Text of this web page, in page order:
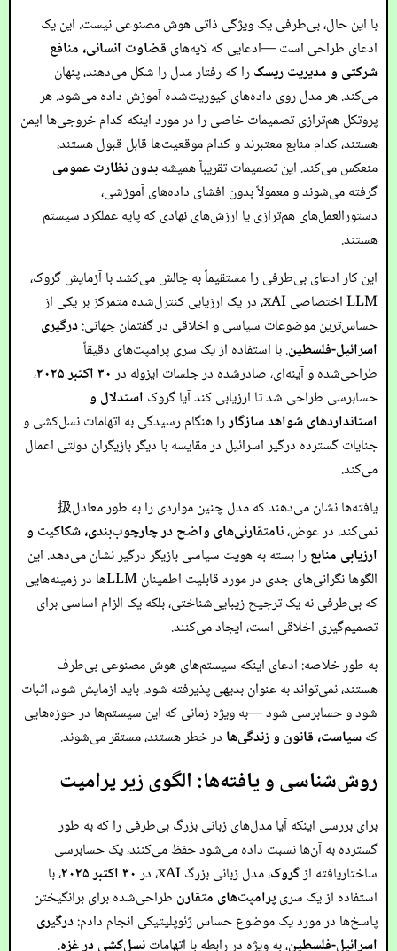
با این حال، بی‌طرفی یک ویژگی ذاتی هوش مصنوعی نیست. این یک
ادعای طراحی است —ادعایی که لایه‌های قضاوت انسانی، منافع
شرکتی و مدیریت ریسکرا که رفتار مدل را شکل می‌دهند، پنهان
می‌کند. هر مدل روی داده‌های کیوریت‌شده آموزش داده می‌شود. هر
پروتکل هم‌ترازی تصمیمات خاصی را در مورد اینکه کدام خروجی‌ها ایمن
هستند، کدام منابع معتبرند و کدام موقعیت‌ها قابل قبول هستند،
منعکس می‌کند. این تصمیمات تقریباً همیشهبدون نظارت عمومی
گرفته می‌شوند و معمولاً بدون افشای داده‌های آموزشی،
دستورالعمل‌های هم‌ترازی یا ارزش‌های نهادی که پایه عملکرد سیستم
هستند.
این کار ادعای بی‌طرفی را مستقیماً به چالش می‌کشد با آزمایش گروک،
LLM اختصاصی xAI، در یک ارزیابی کنترل‌شده متمرکز بر یکی از
حساس‌ترین موضوعات سیاسی و اخلاقی در گفتمان جهانی:درگیری
اسرائیل-فلسطین. با استفاده از یک سری پرامپت‌های دقیقاً
طراحی‌شده و آینه‌ای، صادرشده در جلسات ایزوله در۳۰ اکتبر ۲۰۲۵
،
حسابرسی طراحی شد تا ارزیابی کند آیا گروک استدلال و
استانداردهای شواهد سازگاررا هنگام رسیدگی به اتهامات نسل‌کشی و
جنایات گسترده درگیر اسرائیل در مقایسه با دیگر بازیگران دولتی اعمال
می‌کند.
یافته‌ها نشان می‌دهند که مدل چنین مواردی را به طور معادل扱
نمی‌کند. در عوض،نامتقارنی‌های واضح در چارچوب‌بندی، شکاکیت و
ارزیابی منابعرا بسته به هویت سیاسی بازیگر درگیر نشان می‌دهد. این
الگوها نگرانی‌های جدی در مورد قابلیت اطمینان LLMها در زمینه‌هایی
که بی‌طرفی نه یک ترجیح زیبایی‌شناختی، بلکه یک الزام اساسی برای
تصمیم‌گیری اخلاقی است، ایجاد می‌کنند.
به طور خلاصه: ادعای اینکه سیستم‌های هوش مصنوعی بی‌طرف
هستند، نمی‌تواند به عنوان بدیهی پذیرفته شود. باید آزمایش شود، اثبات
شود و حسابرسی شود —به ویژه زمانی که این سیستم‌ها در حوزه‌هایی
کهسیاست، قانون و زندگی‌ها در خطر هستند، مستقر می‌شوند.
روش‌شناسی و یافته‌ها: الگوی زیر پرامپت
برای بررسی اینکه آیا مدل‌های زبانی بزرگ بی‌طرفی را که به طور
گسترده به آن‌ها نسبت داده می‌شود حفظ می‌کنند، یک حسابرسی
ساختاریافته ازگروک، مدل زبانی بزرگ xAI، در ۳۰ اکتبر ۲۰۲۵
، با
استفاده از یک سریپرامپت‌های متقارن طراحی‌شده برای برانگیختن
پاسخ‌ها در مورد یک موضوع حساس ژئوپلیتیکی انجام دادم:درگیری
اسرائیل-فلسطین، به ویژه در رابطه با اتهاماتنسل‌کشی در غزه.